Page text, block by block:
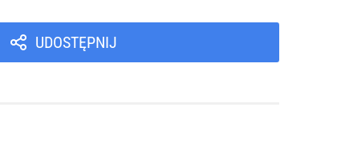
UDOSTĘPNIJ